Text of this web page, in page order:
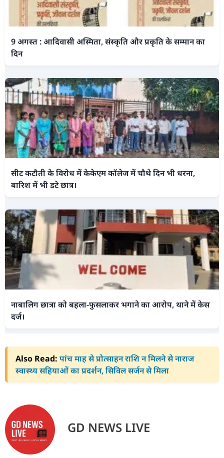
9 अगस्त : आदिवासी अस्मिता, संस्कृति और प्रकृति के सम्मान का
दिन
सीट कटौती के विरोध में केकेएम कॉलेज में चौथे दिन भी धरना,
बारिश में भी डटे छात्र।
नाबालिग छात्रा को बहला-फुसलाकर भगाने का आरोप, थाने में केस
दर्ज।
Also Read: पांच माह से प्रोत्साहन राशि न मिलने से नाराज
स्वास्थ्य सहियाओं का प्रदर्शन, सिविल सर्जन से मिला
GD NEWS LIVE